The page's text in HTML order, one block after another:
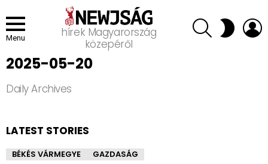
Menu
hírek Magyarország
közepéről
SEARCH SWITCH
SKIN
2025-05-20
Daily Archives
LATEST STORIES
BÉKÉS VÁRMEGYE GAZDASÁG